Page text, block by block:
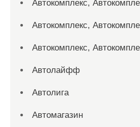
Автокомплекс,
Автокомплекс,
Автокомплекс,
Автолайфф
Автолига
Автомагазин